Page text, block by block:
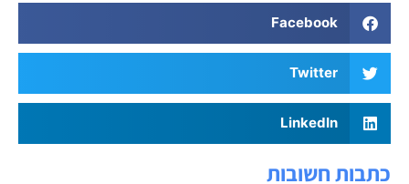
Facebook
Twitter
LinkedIn
כתבות חשובות